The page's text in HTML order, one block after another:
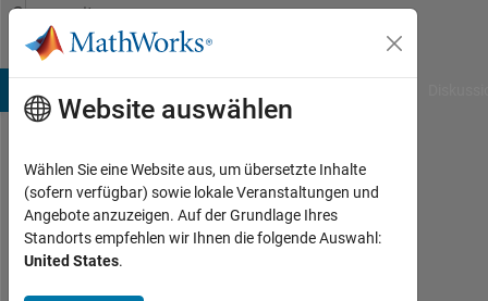
Weiter zum Inhalt
Community
Profile
Sandip
Das
Last
Website auswählen
Wählen Sie eine Website aus, um übersetzte Inhalte
(sofern verfügbar) sowie lokale Veranstaltungen und
Angebote anzuzeigen. Auf der Grundlage Ihres
Standorts empfehlen wir Ihnen die folgende Auswahl:
United States.